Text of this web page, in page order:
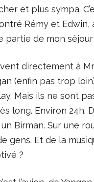
et plus sympa.
Rémy et Edwin,
partie de mon séjour
directement à
(enfin pas trop
Mais ils ne sont
long. Environ 24h.
Birman. Sur une
gens. Et de la
?